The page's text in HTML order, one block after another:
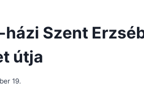
Szent
útja
19.